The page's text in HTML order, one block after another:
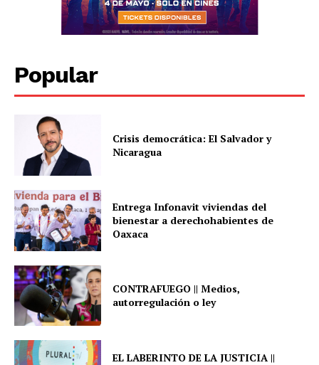
Popular
Crisis democrática: El Salvador y
Nicaragua
Entrega Infonavit viviendas del
bienestar a derechohabientes de
Oaxaca
CONTRAFUEGO || Medios,
autorregulación o ley
EL LABERINTO DE LA JUSTICIA ||